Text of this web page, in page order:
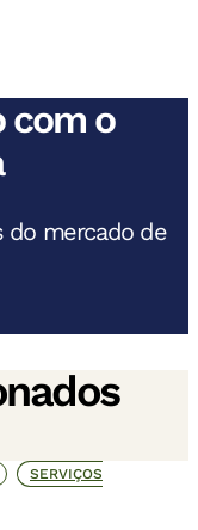
com o
do mercado de
SERVIÇOS